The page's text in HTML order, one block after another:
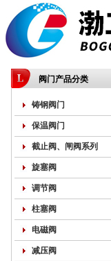
阀门产品分类
铸钢阀门
保温阀门
截止阀、闸阀系列
旋塞阀
调节阀
柱塞阀
电磁阀
减压阀